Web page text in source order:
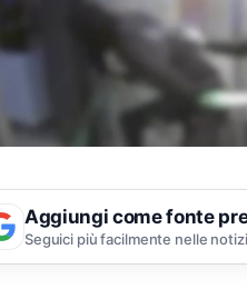
Aggiungi come fonte
Seguici più facilmente nelle